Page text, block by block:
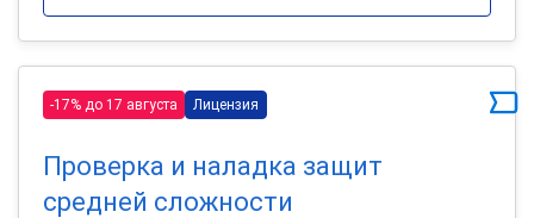
-17% до 17 августа Лицензия
Проверка и наладка защит
средней сложности